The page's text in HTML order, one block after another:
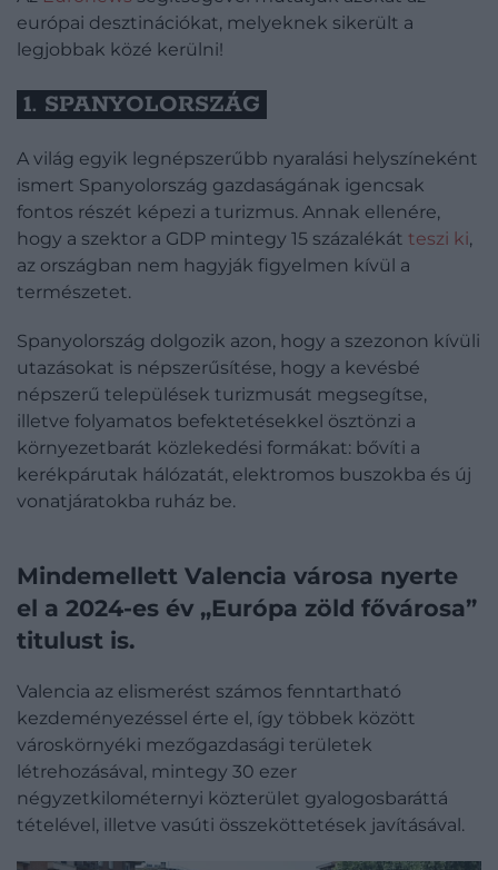
európai desztinációkat, melyeknek sikerült a
legjobbak közé kerülni!
1. SPANYOLORSZÁG
A világ egyik legnépszerűbb nyaralási helyszíneként
ismert Spanyolország gazdaságának igencsak
fontos részét képezi a turizmus. Annak ellenére,
hogy a szektor a GDP mintegy 15 százalékát teszi ki,
az országban nem hagyják figyelmen kívül a
természetet.
Spanyolország dolgozik azon, hogy a szezonon kívüli
utazásokat is népszerűsítése, hogy a kevésbé
népszerű települések turizmusát megsegítse,
illetve folyamatos befektetésekkel ösztönzi a
környezetbarát közlekedési formákat: bővíti a
kerékpárutak hálózatát, elektromos buszokba és új
vonatjáratokba ruház be.
Mindemellett Valencia városa nyerte
el a 2024-es év „Európa zöld fővárosa”
titulust is.
Valencia az elismerést számos fenntartható
kezdeményezéssel érte el, így többek között
városkörnyéki mezőgazdasági területek
létrehozásával, mintegy 30 ezer
négyzetkilométernyi közterület gyalogosbaráttá
tételével, illetve vasúti összeköttetések javításával.